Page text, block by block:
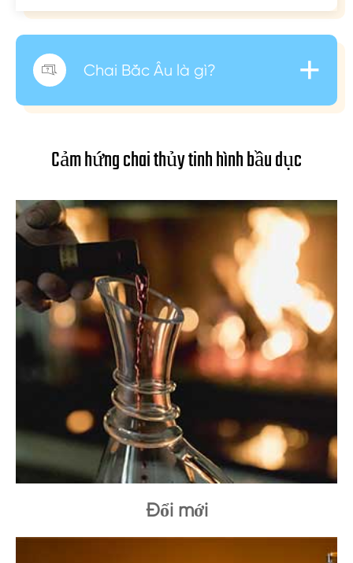
 Chai Bắc Âu là gì? +
Cảm hứng chai thủy tinh hình bầu dục
Đổi mới